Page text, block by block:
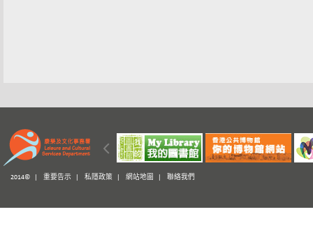
2014© | 重要告示 私隱政策 網站地圖 聯絡我們